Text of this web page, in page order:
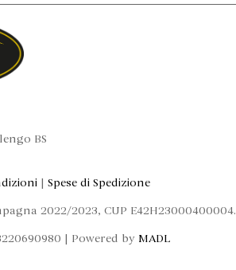
BS
| Spese di Spedizione
2022/2023, CUP E42H23000400004.
| Powered by MADL